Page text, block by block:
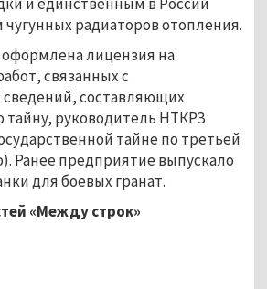
радиаторов отопления.
лицензия на
связанных с
составляющих
тайну, руководитель НТКРЗ
тайне по третьей
Ранее предприятие выпускало
для боевых гранат.
«Между строк»